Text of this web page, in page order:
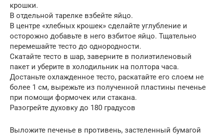
крошки.
В отдельной тарелке взбейте яйцо.
В центре «хлебных крошек» сделайте углубление и
осторожно добавьте в него взбитое яйцо. Тщательно
перемешайте тесто до однородности.
Скатайте тесто в шар, заверните в полиэтиленовый
пакет и уберите в холодильник на полтора часа.
Достаньте охлажденное тесто, раскатайте его слоем не
более 1 см, вырежьте из полученной пластины печенье
при помощи формочек или стакана.
Разогрейте духовку до 180 градусов
Выложите печенье в противень, застеленный бумагой